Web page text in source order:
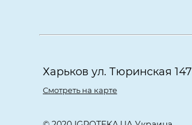
Харьков ул. Тюринская 147
Смотреть на карте